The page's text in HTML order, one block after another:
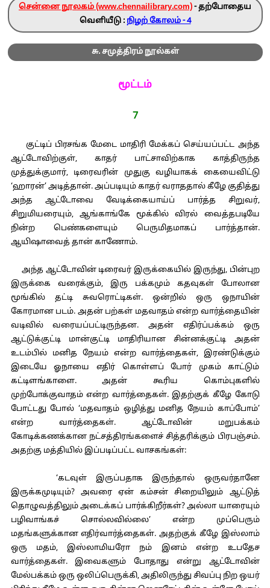
சென்னை நூலகம் (www.chennailibrary.com)- தற்போதைய
வெளியீடு : நிழற் கோலம் - 4
சு. சமுத்திரம் நூல்கள்
மூட்டம்
7
குட்டிப் பிரசங்க மேடை மாதிரி மேக்கப் செய்யப்பட்ட அந்த
ஆட்டோவிற்குள், காதர் பாட்சாவிற்காக காத்திருந்த
முத்துக்குமார், டிரைவரின் முதுகு வழியாகக் கையைவிட்டு
‘ஹாரன்’ அடித்தான். அப்படியும் காதர் வராததால் கீழே குதித்து
அந்த ஆட்டோவை வேடிக்கையாய்ப் பார்த்த சிறுவர்,
சிறுமியரையும், ஆங்காங்கே மூக்கில் விரல் வைத்தபடியே
நின்ற பெண்களையும் பெருமிதமாகப் பார்த்தான்.
ஆயிஷாவைத் தான் காணோம்.
அந்த ஆட்டோவின் டிரைவர் இருக்கையில் இருந்து, பின்புற
இருக்கை வரைக்கும், இரு பக்கமும் கதவுகள் போலான
மூங்கில் தட்டி சுவரொட்டிகள். ஒன்றில் ஒரு ஒநாயின்
கோரமான படம். அதன் பற்கள் மதவாதம் என்ற வார்த்தையின்
வடிவில் வரையப்பட்டிருந்தன. அதன் எதிர்ப்பக்கம் ஒரு
ஆட்டுக்குட்டி மான்குட்டி மாதிரியான சின்னக்குட்டி அதன்
உடம்பில் மனித நேயம் என்ற வார்த்தைகள், இரண்டுக்கும்
இடையே ஓநாயை எதிர் கொள்ளப் போர் முகம் காட்டும்
கட்டிளங்காளை. அதன் கூரிய கொம்புகளில்
முற்போக்குவாதம் என்ற வார்த்தைகள். இதற்குக் கீழே கோடு
போட்டது போல் ‘மதவாதம் ஒழித்து மனித நேயம் காப்போம்’
என்ற வார்த்தைகள். ஆட்டோவின் மறுபக்கம்
கோடிக்கணக்கான நட்சத்திரங்களைச் சித்தரிக்கும் பிரபஞ்சம்.
அதற்கு மத்தியில் இப்படிப்பட்ட வாசகங்கள்:
‘கடவுள் இருப்பதாக இருந்தால் ஒருவர்தானே
இருக்கமுடியும்? அவரை ஏன் கம்சன் சிறையிலும் ஆட்டுத்
தொழுவத்திலும் அடைக்கப் பார்க்கிறீர்கள்? அல்லா யாரையும்
பழிவாங்கச் சொல்லவில்லை’ என்ற முப்பெரும்
மதங்களுக்கான எதிர்வார்த்தைகள். அதற்குக் கீழே இஸ்லாம்
ஒரு மதம், இஸ்லாமியரோ நம் இனம் என்ற உபதேச
வார்த்தைகள். இவைகளும் போதாது என்று ஆட்டோவின்
மேல்பக்கம் ஒரு ஒலிப்பெருக்கி, அதிலிருந்து சிவப்பு நிற ஒயர்